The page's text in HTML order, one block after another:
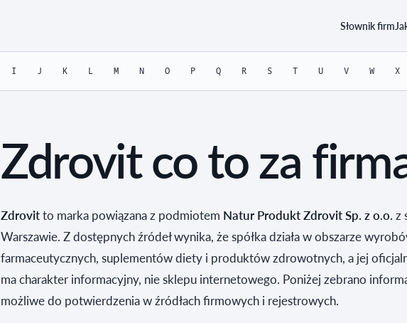
Słownik firm
I J K L M N O P Q R S T U V W X
Zdrovit co to za
Zdrovitto marka powiązana z podmiotem Natur Produkt Zdrovit Sp. z o.o. z
Warszawie. Z dostępnych źródeł wynika, że spółka działa w obszarze
farmaceutycznych, suplementów diety i produktów zdrowotnych, a jej
ma charakter informacyjny, nie sklepu internetowego. Poniżej zebrano
możliwe do potwierdzenia w źródłach firmowych i rejestrowych.